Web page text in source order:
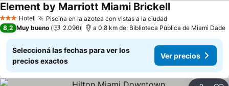
3 Estrellas
Hotel Piscina en la azotea con vistas a la ciudadVer precios
Element by Marriott Miami BrickellVer precios
8,2 Muy bueno 2.096 a 0.8 km de: Biblioteca Pública de Miami Dade
Seleccioná las fechas para ver los
precios exactos
Ver precios